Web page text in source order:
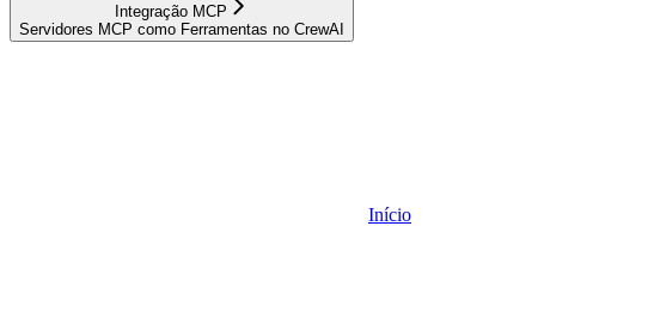
Integração MCP
Servidores MCP como Ferramentas no CrewAI
Início